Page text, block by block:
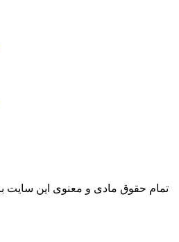
تمام حقوق مادی و معنوی این